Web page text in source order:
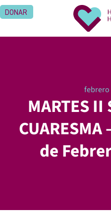
DONAR
febrero
MARTES II
CUARESMA
de